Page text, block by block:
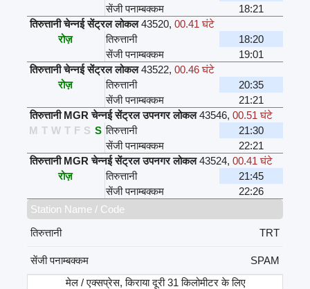
सेंजी पनाम्बक्कम
18:21
तिरुत्तानी चेन्नई सेंट्रल लोकल 43520, 00.41 घंटे
रोज़
तिरुत्तानी
18:20
सेंजी पनाम्बक्कम
19:01
तिरुत्तानी चेन्नई सेंट्रल लोकल 43522, 00.46 घंटे
रोज़
तिरुत्तानी
20:35
सेंजी पनाम्बक्कम
21:21
तिरुत्तानी MGR चेन्नई सेंट्रल उपनगर लोकल 43546, 00.51 घंटे
M T W T F S S तिरुत्तानी
21:30
सेंजी पनाम्बक्कम
22:21
तिरुत्तानी MGR चेन्नई सेंट्रल उपनगर लोकल 43524, 00.41 घंटे
रोज़
तिरुत्तानी
21:45
सेंजी पनाम्बक्कम
22:26
Station Name / Code
तिरुत्तानी
TRT
सेंजी पनाम्बक्कम
SPAM
मेल / एक्सप्रेस, किराया दूरी 31 किलोमीटर के लिए